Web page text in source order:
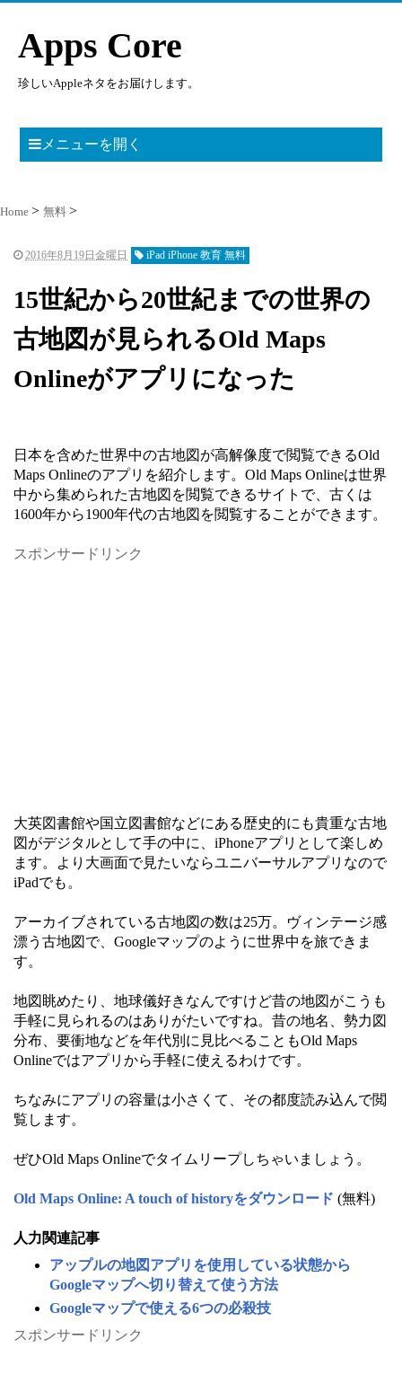
Apps Core
珍しいAppleネタをお届けします。
メニューを開く
Home 無料
2016年8月19日金曜日 iPad iPhone 教育 無料
15世紀から20世紀までの世界の
古地図が見られるOld Maps
Onlineがアプリになった
日本を含めた世界中の古地図が高解像度で閲覧できるOld
Maps Onlineのアプリを紹介します。Old Maps Onlineは世界
中から集められた古地図を閲覧できるサイトで、古くは
1600年から1900年代の古地図を閲覧することができます。
スポンサードリンク
大英図書館や国立図書館などにある歴史的にも貴重な古地
図がデジタルとして手の中に、iPhoneアプリとして楽しめ
ます。より大画面で見たいならユニバーサルアプリなので
iPadでも。
アーカイブされている古地図の数は25万。ヴィンテージ感
漂う古地図で、Googleマップのように世界中を旅できま
す。
地図眺めたり、地球儀好きなんですけど昔の地図がこうも
手軽に見られるのはありがたいですね。昔の地名、勢力図
分布、要衝地などを年代別に見比べることもOld Maps
Onlineではアプリから手軽に使えるわけです。
ちなみにアプリの容量は小さくて、その都度読み込んで閲
覧します。
ぜひOld Maps Onlineでタイムリープしちゃいましょう。
Old Maps Online: A touch of historyをダウンロード (無料)
人力関連記事
アップルの地図アプリを使用している状態から
Googleマップへ切り替えて使う方法
Googleマップで使える6つの必殺技
スポンサードリンク